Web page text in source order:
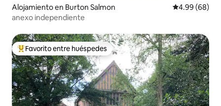
Alojamiento en Burton Salmon Calificación
4.99 (68)
anexo independiente
Favorito entre huéspedes preferido
Favorito entre huéspedes